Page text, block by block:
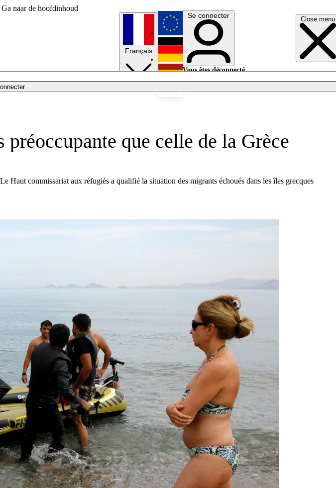
Ga naar de hoofdinhoud
Close menu
Français
English
Deutsch
Se connecter
Vous êtes déconnecté.
que celle de la Grèce
Haut commissariat aux réfugiés a qualifié la situation des migrants échoués dans les îles grecques